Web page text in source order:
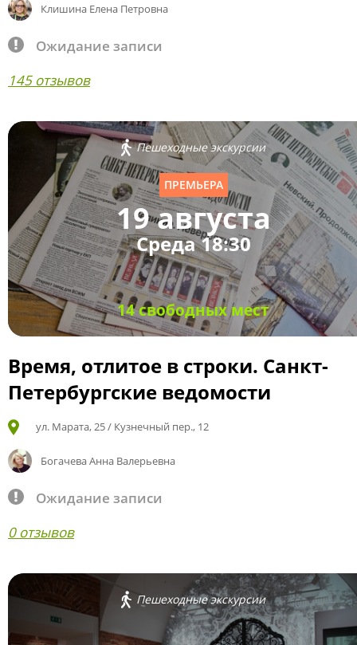
Клишина Елена Петровна
Ожидание записи
145 отзывов
Пешеходные экскурсии
ПРЕМЬЕРА
19 августа
Среда 18:30
14 свободных мест
Время, отлитое в строки. Санкт-
Петербургские ведомости
ул. Марата, 25 / Кузнечный пер., 12
Богачева Анна Валерьевна
Ожидание записи
0 отзывов
Пешеходные экскурсии